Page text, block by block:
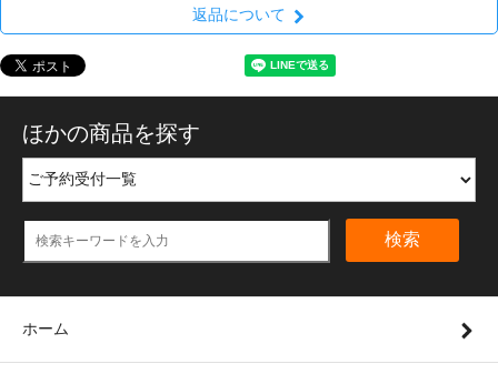
返品について
ほかの商品を探す
検索
ホーム